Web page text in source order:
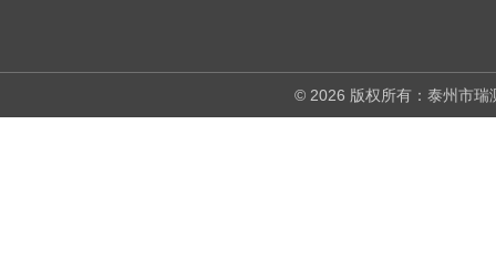
© 2026 版权所有：泰州市